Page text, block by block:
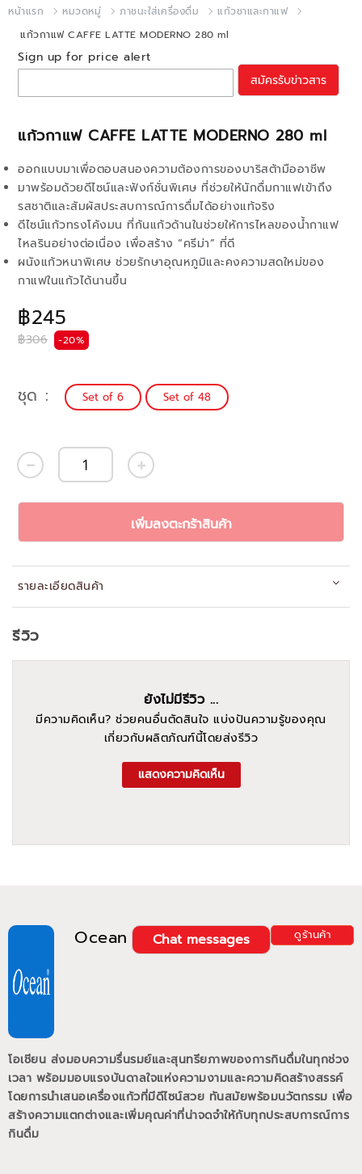
หน้าแรก หมวดหมู่ ภาชนะใส่เครื่องดื่ม
แก้วชาและกาแฟ
แก้วกาแฟ CAFFE LATTE MODERNO 280 ml
แก้วกาแฟ CAFFE LATTE MODERNO 280 ml
฿245
฿306 -20%
ออกแบบมาเพื่อตอบสนองความต้องการของบาริสต้ามืออาชีพ
มาพร้อมด้วยดีไซน์และฟังก์ชั่นพิเศษ ที่ช่วยให้นักดื่มกาแฟเข้าถึง
รสชาติและสัมผัสประสบการณ์การดื่มได้อย่างแท้จริง
ดีไซน์แก้วทรงโค้งมน ที่ก้นแก้วด้านในช่วยให้การไหลของน้ำกาแฟ
ไหลรินอย่างต่อเนื่อง เพื่อสร้าง “ครีม่า” ที่ดี
ผนังแก้วหนาพิเศษ ช่วยรักษาอุณหภูมิและคงความสดใหม่ของ
กาแฟในแก้วได้นานขึ้น
Sign up for price alert
สมัครรับข่าวสาร
ชุด Set of 6 Set of 48
เพิ่มลงตะกร้าสินค้า
รายละเอียดสินค้า
Ocean ดูร้านค้า
Chat messages
โอเชียน ส่งมอบความรื่นรมย์และสุนทรียภาพของการกินดื่มในทุกช่วง
เวลา พร้อมมอบแรงบันดาลใจแห่งความงามและความคิดสร้างสรรค์
โดยการนำเสนอเครื่องแก้วที่มีดีไซน์สวย ทันสมัยพร้อมนวัตกรรม เพื่อ
สร้างความแตกต่างและเพิ่มคุณค่าที่น่าจดจำให้กับทุกประสบการณ์การ
กินดื่ม
รีวิว
ยังไม่มีรีวิว ...
มีความคิดเห็น? ช่วยคนอื่นตัดสินใจ แบ่งปันความรู้ของคุณ
เกี่ยวกับผลิตภัณฑ์นี้โดยส่งรีวิว
แสดงความคิดเห็น